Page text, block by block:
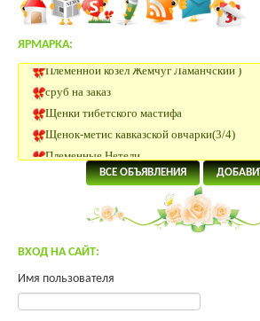
ЯРМАРКА:
Щенки тибетского мастифа
Щенок-метис кавказской овчарки(3/4)
Племенные Нетели
Нетели Черно-пестрой породы
КРС Казахской Белоголовой породы
Нетели породы Абердин Ангус
Участок 180 км от Москвы
Яйцо инкубационное Юрловская,
Продам молодых петухов Малинов
ВСЕ ОБЪЯВЛЕНИЯ
ВХОД НА САЙТ:
Имя пользователя